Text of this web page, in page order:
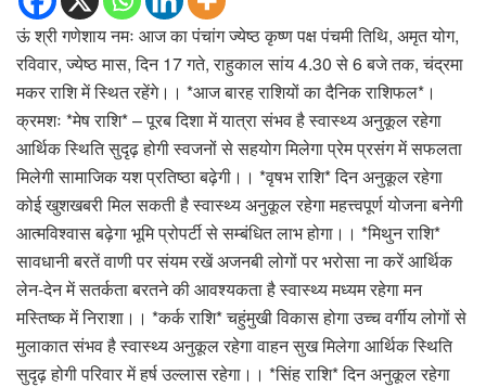
ऊं श्री गणेशाय नमः आज का पंचांग ज्येष्ठ कृष्ण पक्ष पंचमी तिथि, अमृत योग,
रविवार, ज्येष्ठ मास, दिन 17 गते, राहुकाल सांय 4.30 से 6 बजे तक, चंद्रमा
मकर राशि में स्थित रहेंगे।। *आज बारह राशियों का दैनिक राशिफल*।
क्रमशः *मेष राशि* – पूरब दिशा में यात्रा संभव है स्वास्थ्य अनुकूल रहेगा
आर्थिक स्थिति सुदृढ़ होगी स्वजनों से सहयोग मिलेगा प्रेम प्रसंग में सफलता
मिलेगी सामाजिक यश प्रतिष्ठा बढ़ेगी।। *वृषभ राशि* दिन अनुकूल रहेगा
कोई खुशखबरी मिल सकती है स्वास्थ्य अनुकूल रहेगा महत्त्वपूर्ण योजना बनेगी
आत्मविश्वास बढ़ेगा भूमि प्रोपर्टी से सम्बंधित लाभ होगा।। *मिथुन राशि*
सावधानी बरतें वाणी पर संयम रखें अजनबी लोगों पर भरोसा ना करें आर्थिक
लेन-देन में सतर्कता बरतने की आवश्यकता है स्वास्थ्य मध्यम रहेगा मन
मस्तिष्क में निराशा।। *कर्क राशि* चहुंमुखी विकास होगा उच्च वर्गीय लोगों से
मुलाकात संभव है स्वास्थ्य अनुकूल रहेगा वाहन सुख मिलेगा आर्थिक स्थिति
सुदृढ़ होगी परिवार में हर्ष उल्लास रहेगा।। *सिंह राशि* दिन अनुकूल रहेगा